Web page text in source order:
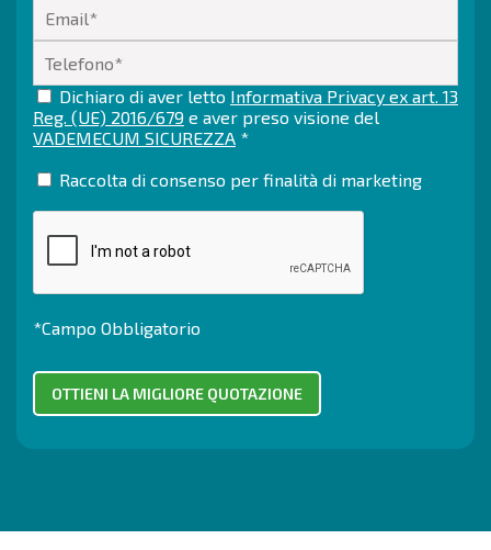
Dichiaro di aver letto Informativa Privacy ex art. 13
Reg. (UE) 2016/679 e aver preso visione del
VADEMECUM SICUREZZA *
Raccolta di consenso per finalità di marketing
*Campo Obbligatorio